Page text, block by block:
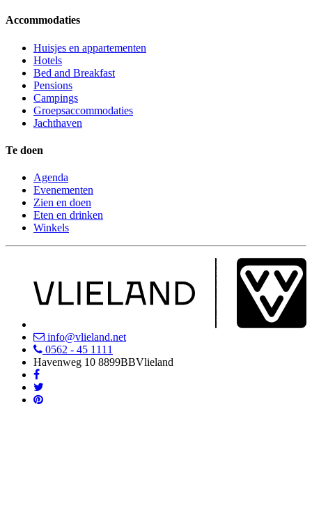
Accommodaties
Huisjes en appartementen
Hotels
Bed and Breakfast
Pensions
Campings
Groepsaccommodaties
Jachthaven
Te doen
Agenda
Evenementen
Zien en doen
Eten en drinken
Winkels
info@vlieland.net
0562 - 45 1111
Havenweg 10 8899BBVlieland